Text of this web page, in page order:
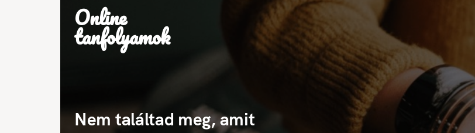
Online
tanfolyamok
Nem találtad meg, amit